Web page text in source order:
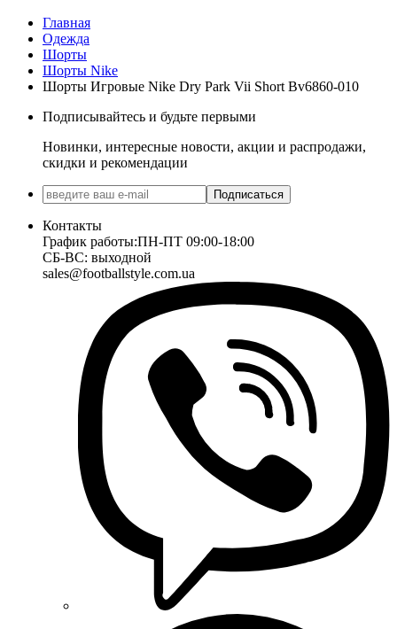
Главная
Одежда
Шорты
Шорты Nike
Шорты Игровые Nike Dry Park Vii Short Bv6860-010
Подписывайтесь и будьте первыми
Новинки, интересные новости, акции и распродажи,
скидки и рекомендации
Подписаться
Контакты
График работы:ПН-ПТ 09:00-18:00
СБ-ВС: выходной
sales@footballstyle.com.ua